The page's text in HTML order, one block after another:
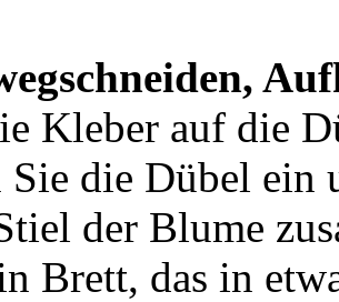
Kleber auf die
Sie die Dübel ein
der Blume
Brett, das in